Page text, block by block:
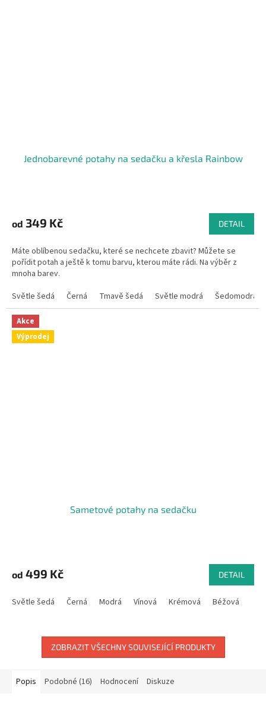
Jednobarevné potahy na sedačku a křesla Rainbow
produktu
je
z
5
hvězdiček.
od 349 Kč DETAIL
Máte oblíbenou sedačku, které se nechcete zbavit? Můžete se
pořídit potah a ještě k tomu barvu, kterou máte rádi. Na výběr z
mnoha barev.
Světle šedá
Černá Tmavě šedá Světle modrá Šedomodrá
Akce
Výprodej
Sametové potahy na sedačku
od 499 Kč DETAIL
Světle šedá Černá Modrá Vínová Krémová Béžová
ZOBRAZIT VŠECHNY SOUVISEJÍCÍ PRODUKTY
Popis Podobné (16) Hodnocení Diskuze